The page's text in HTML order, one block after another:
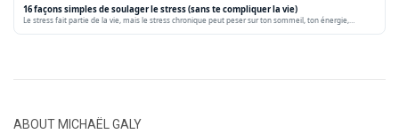
16 façons simples de soulager le stress (sans te compliquer la vie)
Le stress fait partie de la vie, mais le stress chronique peut peser sur ton sommeil, ton énergie,…
ABOUT MICHAËL GALY